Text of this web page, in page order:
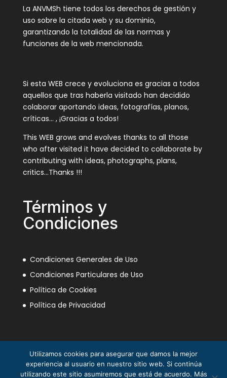
La ANVMSh tiene todos los derechos de gestión y
uso sobre la citada web y su dominio,
garantizando la totalidad de las normas y
funciones de la web mencionada.
Si esta WEB crece y evoluciona es gracias a todos
aquellos que tras haberla visitado han decidido
colaborar aportando ideas, fotografías, planos,
críticas… , ¡Gracias a todos!
This WEB grows and evolves thanks to all those
who after visited it have decided to collaborate by
contributing with ideas, photographs, plans,
critics…Thanks !!!
Términos y
Condiciones
Condiciones Generales de Uso
Condiciones Particulares de Uso
Política de Cookies
Política de Privacidad
Utilizamos cookies para asegurar que damos la mejor
experiencia al usuario en nuestro sitio web. Si continúa
utilizando este sitio asumiremos que está de acuerdo. Más